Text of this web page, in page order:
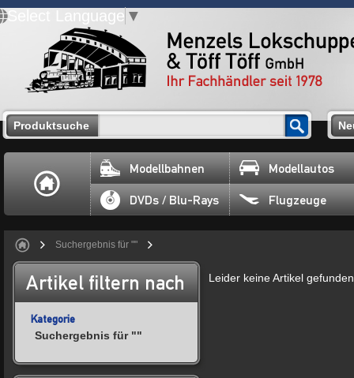
Select Language ▼
Produktsuche
Modellbahnen Modellautos
DVDs / Blu-Rays Flugzeuge
Suchergebnis für ""
Artikel filtern nach
Kategorie
Suchergebnis für ""
Leider keine Artikel